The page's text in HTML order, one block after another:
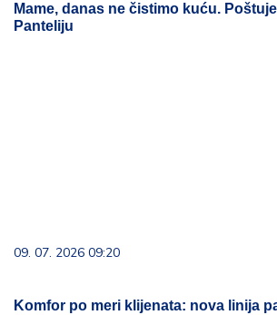
Mame, danas ne čistimo kuću.
Panteliju
09. 07. 2026 09:20
Komfor po meri klijenata: nova linija